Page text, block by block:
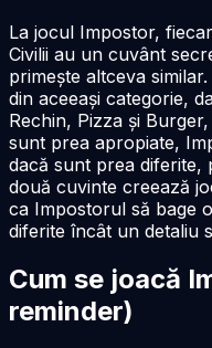
La jocul Impostor,
Civilii au un cuvânt
primește altceva
din aceeași categorie,
Rechin, Pizza și
sunt prea apropiate,
dacă sunt prea diferite,
două cuvinte creează
ca Impostorul să bage
diferite încât un detaliu
Cum se joacă
reminder)